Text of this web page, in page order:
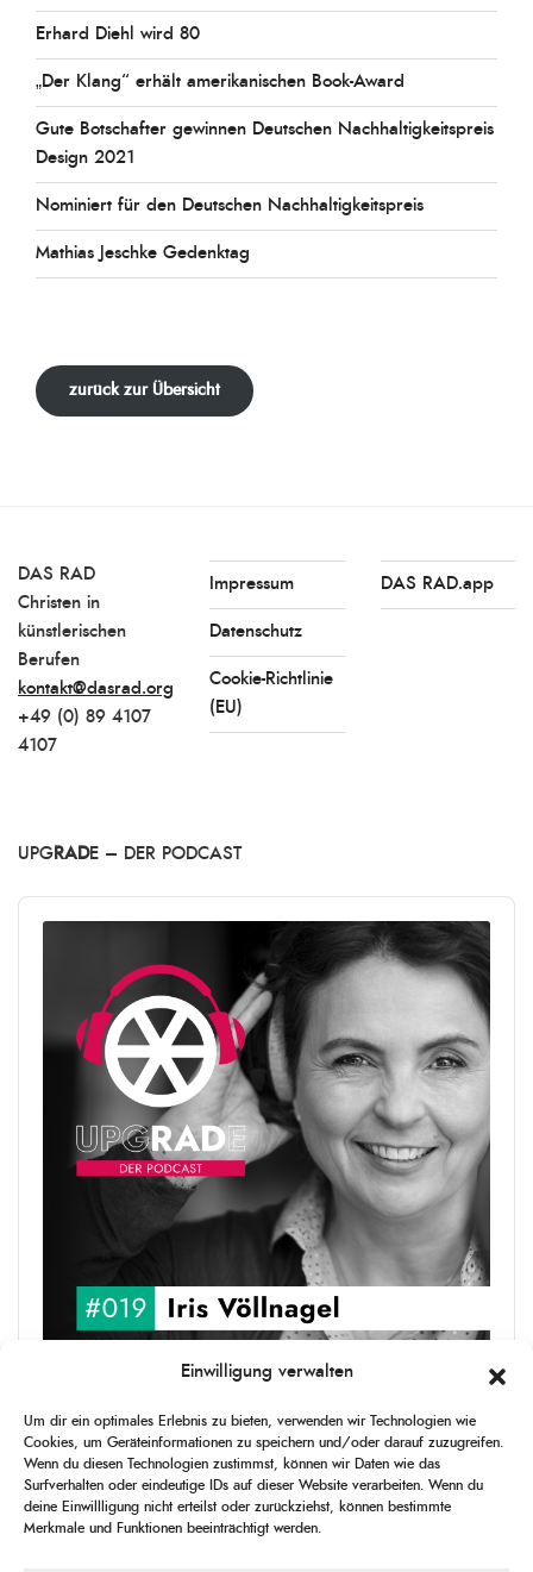
Einwilligung verwalten
Um dir ein optimales Erlebnis zu bieten, verwenden wir Technologien wie
Cookies, um Geräteinformationen zu speichern und/oder darauf zuzugreifen.
Wenn du diesen Technologien zustimmst, können wir Daten wie das
Surfverhalten oder eindeutige IDs auf dieser Website verarbeiten. Wenn du
deine Einwillligung nicht erteilst oder zurückziehst, können bestimmte
Merkmale und Funktionen beeinträchtigt werden.
Erhard Diehl wird 80
„Der Klang“ erhält amerikanischen Book-Award
Gute Botschafter gewinnen Deutschen Nachhaltigkeitspreis
Design 2021
Nominiert für den Deutschen Nachhaltigkeitspreis
Mathias Jeschke Gedenktag
zurück zur Übersicht
DAS RAD
Christen in
künstlerischen
Berufen
kontakt@dasrad.org
+49 (0) 89 4107
4107
Impressum
Datenschutz
Cookie-Richtlinie
(EU)
DAS RAD.app
UPG RADE – DER PODCAST
Audio
Player
Iris Völlnagel hat schon auf unterschiedlichen Kontinenten gelebt
und gearbeitet, spricht mehrere Sprachen und berichtet
leidenschaftlich gerne über das, was sie erlebt – als Journalistin,
[...]